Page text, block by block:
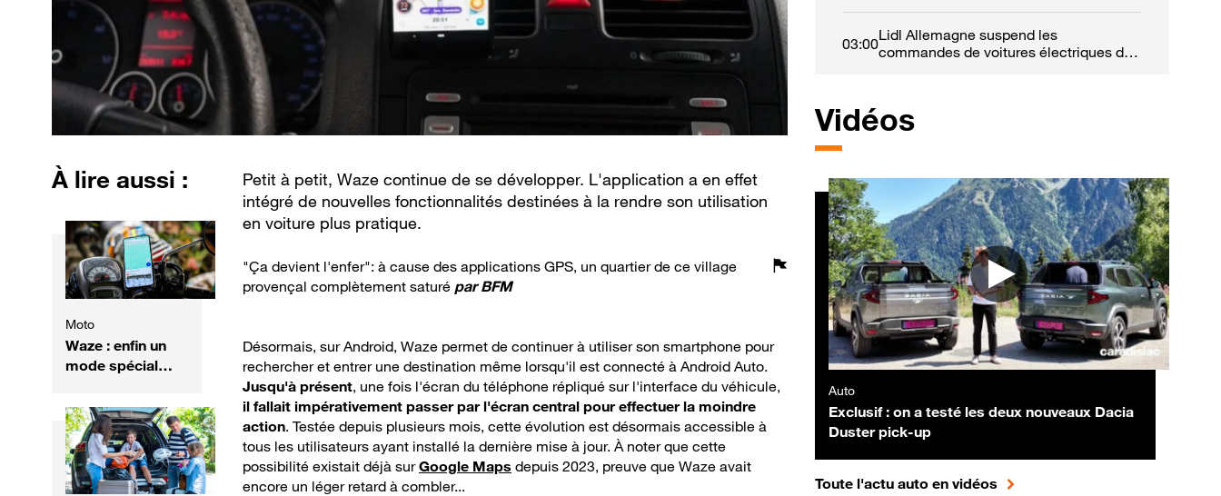
À lire aussi :
Moto
Waze : enfin un
mode spécial
presque
Petit à petit, Waze continue de se développer. L'application a en effet
intégré de nouvelles fonctionnalités destinées à la rendre son utilisation
en voiture plus pratique.
"Ça devient l'enfer": à cause des applications GPS, un quartier de ce village
provençal complètement saturé parBFM
Désormais, sur Android, Waze permet de continuer à utiliser son smartphone pour
rechercher et entrer une destination même lorsqu'il est connecté à Android Auto.
Jusqu'à présent, une fois l'écran du téléphone répliqué sur l'interface du véhicule,
il fallait impérativement passer par l'écran central pour effectuer la moindre
action. Testée depuis plusieurs mois, cette évolution est désormais accessible à
tous les utilisateurs ayant installé la dernière mise à jour. À noter que cette
possibilité existait déjà surGoogle Maps depuis 2023, preuve que Waze avait
encore un léger retard à combler...
03:00Lidl Allemagne suspend les
commandes de voitures électriques de
Vidéos
Auto
Exclusif : on a testé les deux nouveaux Dacia
Duster pick-up
Toute l'actu auto en vidéos pour accéder à toute l'actualité